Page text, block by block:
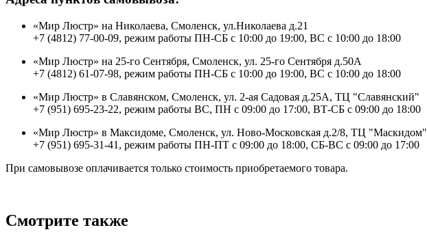
«Мир Люстр» на Николаева, Смоленск, ул.Николаева д.21
+7 (4812) 77-00-09, режим работы ПН-СБ с 10:00 до 19:00, ВС с 10:00 до 18:00
«Мир Люстр» на 25-го Сентября, Смоленск, ул. 25-го Сентября д.50А
+7 (4812) 61-07-98, режим работы ПН-СБ с 10:00 до 19:00, ВС с 10:00 до 18:00
«Мир Люстр» в Славянском, Смоленск, ул. 2-ая Садовая д.25А, ТЦ "Славянский"
+7 (951) 695-23-22, режим работы ВС, ПН с 09:00 до 17:00, ВТ-СБ с 09:00 до 18:00
«Мир Люстр» в Максидоме, Смоленск, ул. Ново-Московская д.2/8, ТЦ "Маскидом"
+7 (951) 695-31-41, режим работы ПН-ПТ с 09:00 до 18:00, СБ-ВС с 09:00 до 17:00
При самовывозе оплачивается только стоимость приобретаемого товара.
Смотрите также